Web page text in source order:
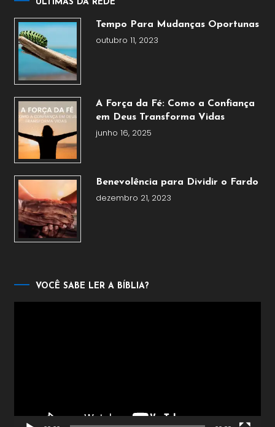
ULTIMAS DA REDE
Tempo Para Mudanças Oportunas
outubro 11, 2023
A Força da Fé: Como a Confiança
em Deus Transforma Vidas
junho 16, 2025
Benevolência para Dividir o Fardo
dezembro 21, 2023
VOCÊ SABE LER A BÍBLIA?